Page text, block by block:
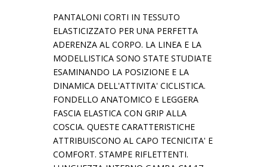
PANTALONI CORTI IN TESSUTO
ELASTICIZZATO PER UNA PERFETTA
ADERENZA AL CORPO. LA LINEA E LA
MODELLISTICA SONO STATE STUDIATE
ESAMINANDO LA POSIZIONE E LA
DINAMICA DELL'ATTIVITA' CICLISTICA.
FONDELLO ANATOMICO E LEGGERA
FASCIA ELASTICA CON GRIP ALLA
COSCIA. QUESTE CARATTERISTICHE
ATTRIBUISCONO AL CAPO TECNICITA' E
COMFORT. STAMPE RIFLETTENTI.